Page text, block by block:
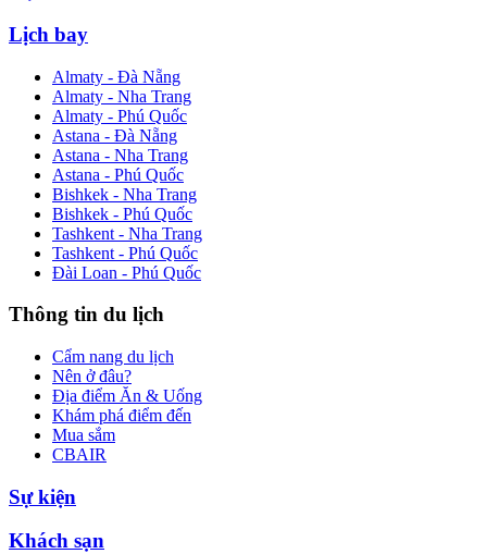
Lịch bay
Almaty - Đà Nẵng
Almaty - Nha Trang
Almaty - Phú Quốc
Astana - Đà Nẵng
Astana - Nha Trang
Astana - Phú Quốc
Bishkek - Nha Trang
Bishkek - Phú Quốc
Tashkent - Nha Trang
Tashkent - Phú Quốc
Đài Loan - Phú Quốc
Thông tin du lịch
Cẩm nang du lịch
Nên ở đâu?
Địa điểm Ăn & Uống
Khám phá điểm đến
Mua sắm
CBAIR
Sự kiện
Khách sạn